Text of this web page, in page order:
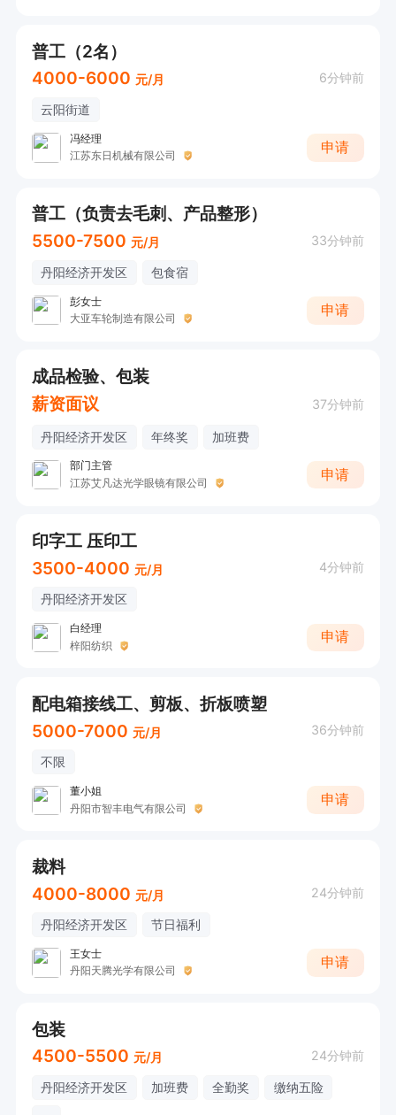
普工（2名）
4000-6000 元/月 6分钟前
云阳街道
冯经理
江苏东日机械有限公司
申请
普工（负责去毛刺、产品整形）
5500-7500 元/月 33分钟前
丹阳经济开发区 包食宿
彭女士
大亚车轮制造有限公司
申请
成品检验、包装
薪资面议
37分钟前
丹阳经济开发区 年终奖 加班费
部门主管
江苏艾凡达光学眼镜有限公司
申请
印字工 压印工
3500-4000 元/月 4分钟前
丹阳经济开发区
白经理
梓阳纺织
申请
配电箱接线工、剪板、折板喷塑
5000-7000 元/月 36分钟前
不限
董小姐
丹阳市智丰电气有限公司
申请
裁料
4000-8000 元/月 24分钟前
丹阳经济开发区 节日福利
王女士
丹阳天腾光学有限公司
申请
包装
4500-5500 元/月 24分钟前
丹阳经济开发区 加班费 全勤奖
缴纳五险